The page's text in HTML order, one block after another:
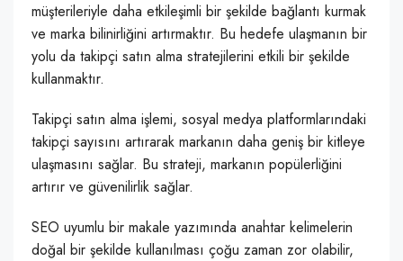
müşterileriyle daha etkileşimli bir şekilde bağlantı kurmak
ve marka bilinirliğini artırmaktır. Bu hedefe ulaşmanın bir
yolu da takipçi satın alma stratejilerini etkili bir şekilde
kullanmaktır.
Takipçi satın alma işlemi, sosyal medya platformlarındaki
takipçi sayısını artırarak markanın daha geniş bir kitleye
ulaşmasını sağlar. Bu strateji, markanın popülerliğini
artırır ve güvenilirlik sağlar.
SEO uyumlu bir makale yazımında anahtar kelimelerin
doğal bir şekilde kullanılması çoğu zaman zor olabilir,